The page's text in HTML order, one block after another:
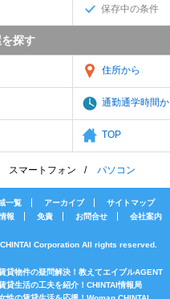
保存中の条件
探す
住所から
通勤通学時間か
TOP
スマートフォン パソコン
一覧 アーカイブ
サイトマップ
報
免責 お問合せ 会社案内
CHINTAI Corporation All rights reserved.
貸物件の疑問解決！教えてエイブルAGENT
貸生活の工夫を紹介！CHINTAI情報局